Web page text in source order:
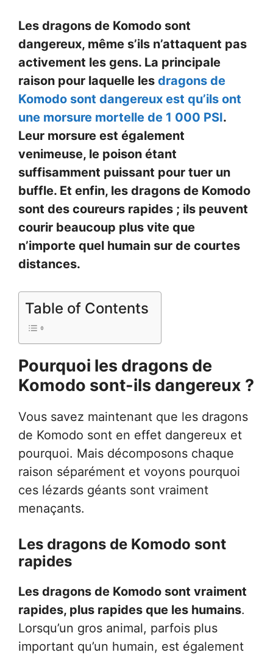
Les dragons de Komodo sont
dangereux, même s’ils n’attaquent pas
activement les gens. La principale
raison pour laquelle les dragons de
Komodo sont dangereux est qu’ils ont
une morsure mortelle de 1 000 PSI.
Leur morsure est également
venimeuse, le poison étant
suffisamment puissant pour tuer un
buffle. Et enfin, les dragons de Komodo
sont des coureurs rapides ; ils peuvent
courir beaucoup plus vite que
n’importe quel humain sur de courtes
distances.
Table of Contents
Pourquoi les dragons de
Komodo sont-ils dangereux ?
Vous savez maintenant que les dragons
de Komodo sont en effet dangereux et
pourquoi. Mais décomposons chaque
raison séparément et voyons pourquoi
ces lézards géants sont vraiment
menaçants.
Les dragons de Komodo sont
rapides
Les dragons de Komodo sont vraiment
rapides, plus rapides que les humains.
Lorsqu’un gros animal, parfois plus
important qu’un humain, est également